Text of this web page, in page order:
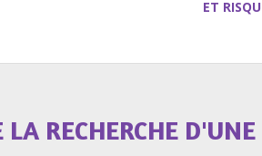
ET
LA RECHERCHE